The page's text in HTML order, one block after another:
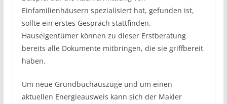
Einfamilienhäusern spezialisiert hat, gefunden ist,
sollte ein erstes Gespräch stattfinden.
Hauseigentümer können zu dieser Erstberatung
bereits alle Dokumente mitbringen, die sie griffbereit
haben.
Um neue Grundbuchauszüge und um einen
aktuellen Energieausweis kann sich der Makler